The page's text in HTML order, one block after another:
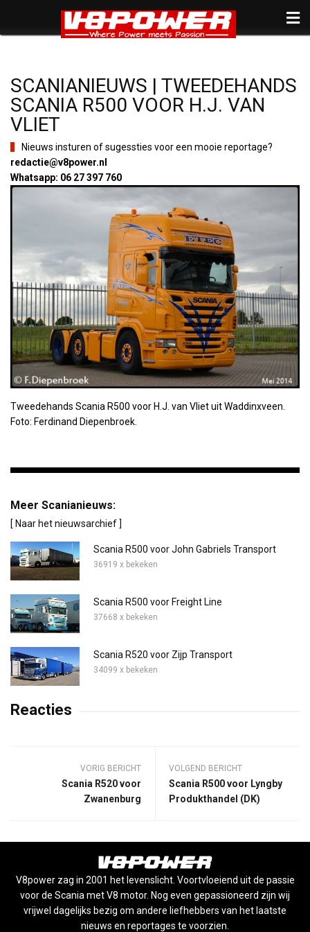
SCANIANIEUWS | TWEEDEHANDS
SCANIA R500 VOOR H.J. VAN
VLIET
Nieuws insturen of sugessties voor een mooie reportage?
redactie@v8power.nl
Whatsapp: 06 27 397 760
Tweedehands Scania R500 voor H.J. van Vliet uit Waddinxveen.
Foto: Ferdinand Diepenbroek.
Meer Scanianieuws:
[ Naar het nieuwsarchief ]
Scania R500 voor John Gabriels Transport
36919 x bekeken
Scania R500 voor Freight Line
37668 x bekeken
Scania R520 voor Zijp Transport
34099 x bekeken
Reacties
VORIG BERICHT
Scania R520 voor
Zwanenburg
VOLGEND BERICHT
Scania R500 voor Lyngby
Produkthandel (DK)
V8power zag in 2001 het levenslicht. Voortvloeiend uit de passie
voor de Scania met V8 motor. Nog even gepassioneerd zijn wij
vrijwel dagelijks bezig om andere liefhebbers van het laatste
nieuws en reportages te voorzien.